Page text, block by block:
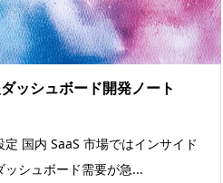
ッシュボード開発ノート
国内 SaaS 市場ではインサイド
シュボード需要が急...